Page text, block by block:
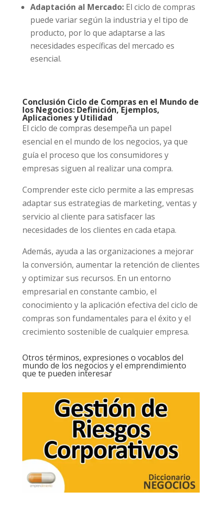
Adaptación al Mercado:El ciclo de compras
puede variar según la industria y el tipo de
producto, por lo que adaptarse a las
necesidades específicas del mercado es
esencial.
Conclusión Ciclo de Compras en el Mundo de
los Negocios: Definición, Ejemplos,
Aplicaciones y Utilidad
El ciclo de compras desempeña un papel
esencial en el mundo de los negocios, ya que
guía el proceso que los consumidores y
empresas siguen al realizar una compra.
Comprender este ciclo permite a las empresas
adaptar sus estrategias de marketing, ventas y
servicio al cliente para satisfacer las
necesidades de los clientes en cada etapa.
Además, ayuda a las organizaciones a mejorar
la conversión, aumentar la retención de clientes
y optimizar sus recursos. En un entorno
empresarial en constante cambio, el
conocimiento y la aplicación efectiva del ciclo de
compras son fundamentales para el éxito y el
crecimiento sostenible de cualquier empresa.
Otros términos, expresiones o vocablos del
mundo de los negocios y el emprendimiento
que te pueden interesar